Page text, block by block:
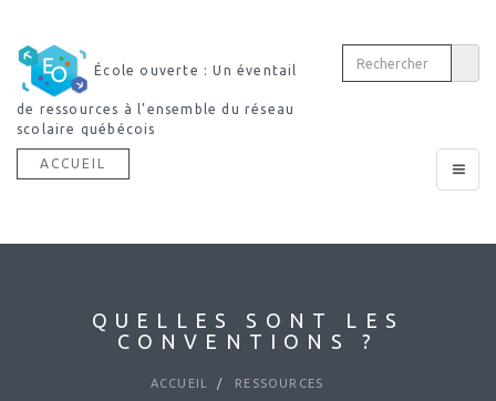
École ouverte : Un éventail
de ressources à l’ensemble du réseau
scolaire québécois
Toggle
ACCUEIL
QUELLES SONT LES
CONVENTIONS ?
ACCUEIL RESSOURCES